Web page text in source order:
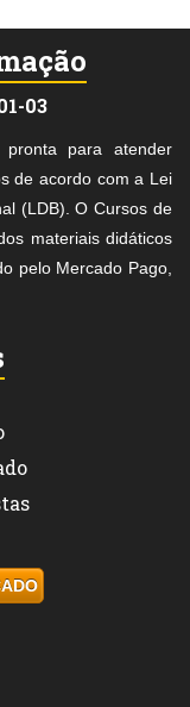
03
pronta para atender
de acordo com a Lei
(LDB). O Cursos de
materiais didáticos
pelo Mercado Pago,